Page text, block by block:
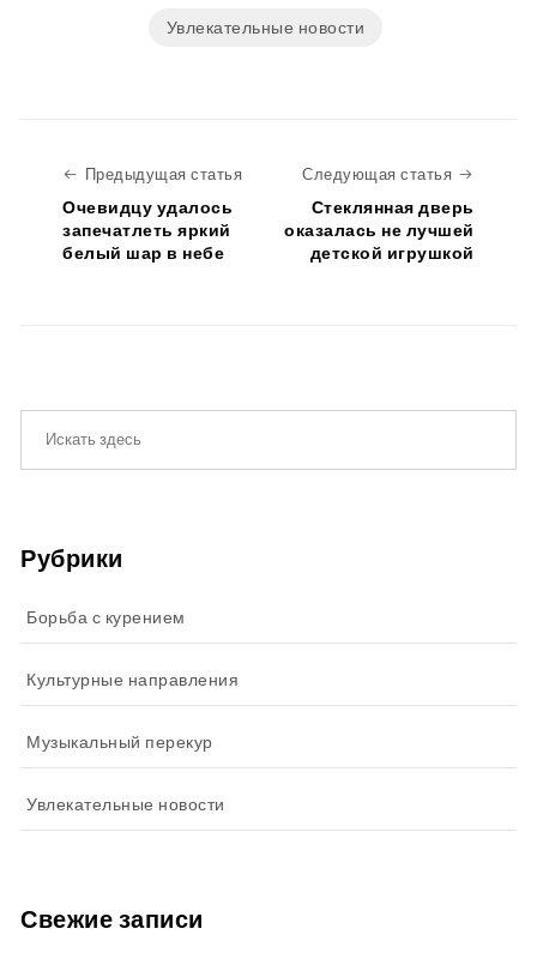
Увлекательные новости
Предыдущая статьяПредыдущая статья
Очевидцу удалось
запечатлеть яркий
белый шар в небе
Следующая статья
Стеклянная дверь
оказалась не лучшей
детской игрушкой
Рубрики
Борьба с курением
Культурные направления
Музыкальный перекур
Увлекательные новости
Свежие записи